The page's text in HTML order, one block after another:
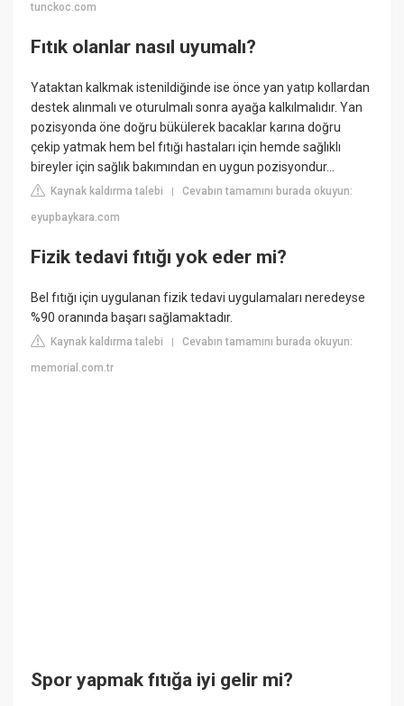
tunckoc.com
Fıtık olanlar nasıl uyumalı?
Yataktan kalkmak istenildiğinde ise önce yan yatıp kollardan
destek alınmalı ve oturulmalı sonra ayağa kalkılmalıdır. Yan
pozisyonda öne doğru bükülerek bacaklar karına doğru
çekip yatmak hem bel fıtığı hastaları için hemde sağlıklı
bireyler için sağlık bakımından en uygun pozisyondur...
Kaynak kaldırma talebi |Cevabın tamamını burada okuyun:
eyupbaykara.com
Fizik tedavi fıtığı yok eder mi?
Bel fıtığı için uygulanan fizik tedavi uygulamaları neredeyse
%90 oranında başarı sağlamaktadır.
Kaynak kaldırma talebi |Cevabın tamamını burada okuyun:
memorial.com.tr
Spor yapmak fıtığa iyi gelir mi?